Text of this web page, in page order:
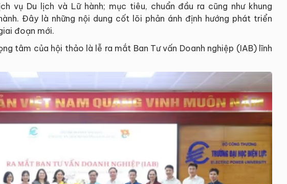
vụ Du lịch và Lữ hành; mục tiêu, chuẩn đầu ra cũng như khung
Đây là những nội dung cốt lõi phản ánh định hướng phát triển
đoạn mới.
tâm của hội thảo là lễ ra mắt Ban Tư vấn Doanh nghiệp (IAB) lĩnh